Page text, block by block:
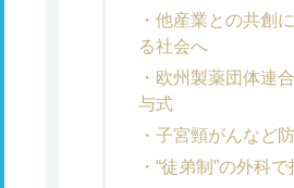
他産業との共創
る社会へ
欧州製薬団体連
与式
子宮頸がんなど
“徒弟制”の外科